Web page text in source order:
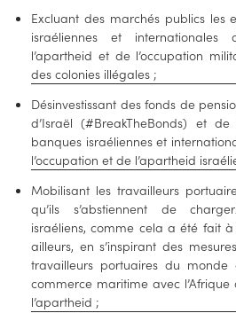
Excluant des marchés publics les
israéliennes et
l’apartheid et de l’occupation
des colonies illégales ;
Désinvestissant des fonds de
d’Israël (#BreakTheBonds) et
banques israéliennes et
l’occupation et de l’apartheid
Mobilisant les travailleurs
qu’ils s’abstiennent de
israéliens, comme cela a été fait
ailleurs, en s’inspirant des
travailleurs portuaires du
commerce maritime avec
l’apartheid ;